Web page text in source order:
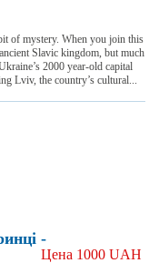
of mystery. When you join this
Slavic kingdom, but much
2000 year-old capital
Lviv, the country’s cultural...
-
Цена 1000 UAH